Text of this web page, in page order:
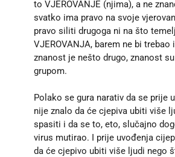
to VJEROVANJE (njima), a ne
svatko ima pravo na svoje
pravo siliti drugoga ni na što
VJEROVANJA, barem ne bi trebao
znanost je nešto drugo, znanost
grupom.
Polako se gura narativ da se prije
nije znalo da će cjepiva ubiti više
spasiti i da se to, eto, slučajno
virus mutirao. I prije uvođenja
da će cjepivo ubiti više ljudi nego